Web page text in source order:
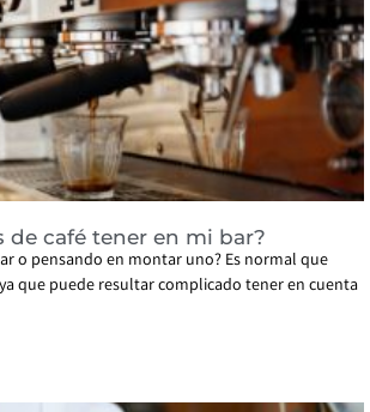
de café tener en mi bar?
o pensando en montar uno? Es normal que
que puede resultar complicado tener en cuenta